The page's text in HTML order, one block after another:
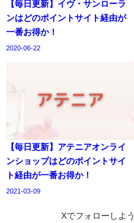
【毎日更新】イヴ・サンローラ
ンはどのポイントサイト経由が
一番お得か！
2020-06-22
【毎日更新】アテニアオンライ
ンショップはどのポイントサイ
ト経由が一番お得か！
2021-03-09
Xでフォローしよう